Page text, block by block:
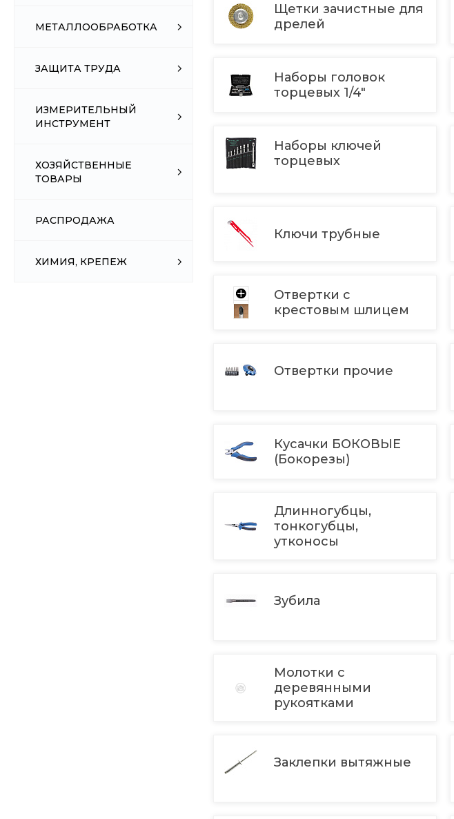
МЕТАЛЛООБРАБОТКА
ЗАЩИТА ТРУДА
ИЗМЕРИТЕЛЬНЫЙ
ИНСТРУМЕНТ
ХОЗЯЙСТВЕННЫЕ
ТОВАРЫ
РАСПРОДАЖА
ХИМИЯ, КРЕПЕЖ
Щетки зачистные для
дрелей
Наборы головок
торцевых 1/4"
Наборы ключей
торцевых
Ключи трубные
Отвертки с
крестовым шлицем
Отвертки прочие
Кусачки БОКОВЫЕ
(Бокорезы)
Длинногубцы,
тонкогубцы,
утконосы
Зубила
Молотки с
деревянными
рукоятками
Заклепки вытяжные